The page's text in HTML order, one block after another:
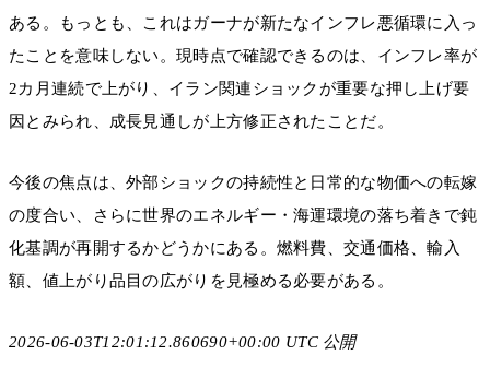
ある。もっとも、これはガーナが新たなインフレ悪循環に入っ
たことを意味しない。現時点で確認できるのは、インフレ率が
2カ月連続で上がり、イラン関連ショックが重要な押し上げ要
因とみられ、成長見通しが上方修正されたことだ。
今後の焦点は、外部ショックの持続性と日常的な物価への転嫁
の度合い、さらに世界のエネルギー・海運環境の落ち着きで鈍
化基調が再開するかどうかにある。燃料費、交通価格、輸入
額、値上がり品目の広がりを見極める必要がある。
2026-06-03T12:01:12.860690+00:00 UTC 公開